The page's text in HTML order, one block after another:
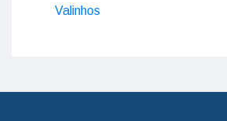
Valinhos